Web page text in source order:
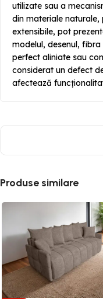
utilizate sau a
din materiale naturale,
extensibile, pot
modelul, desenul,
perfect aliniate sau
considerat un defect
afectează
Produse similare